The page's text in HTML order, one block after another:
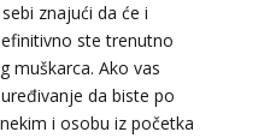
znajući da će i
ste trenutno
muškarca. Ako vas
da biste po
i osobu iz početka
Kod #136
je zauzet
anđeoske poruke